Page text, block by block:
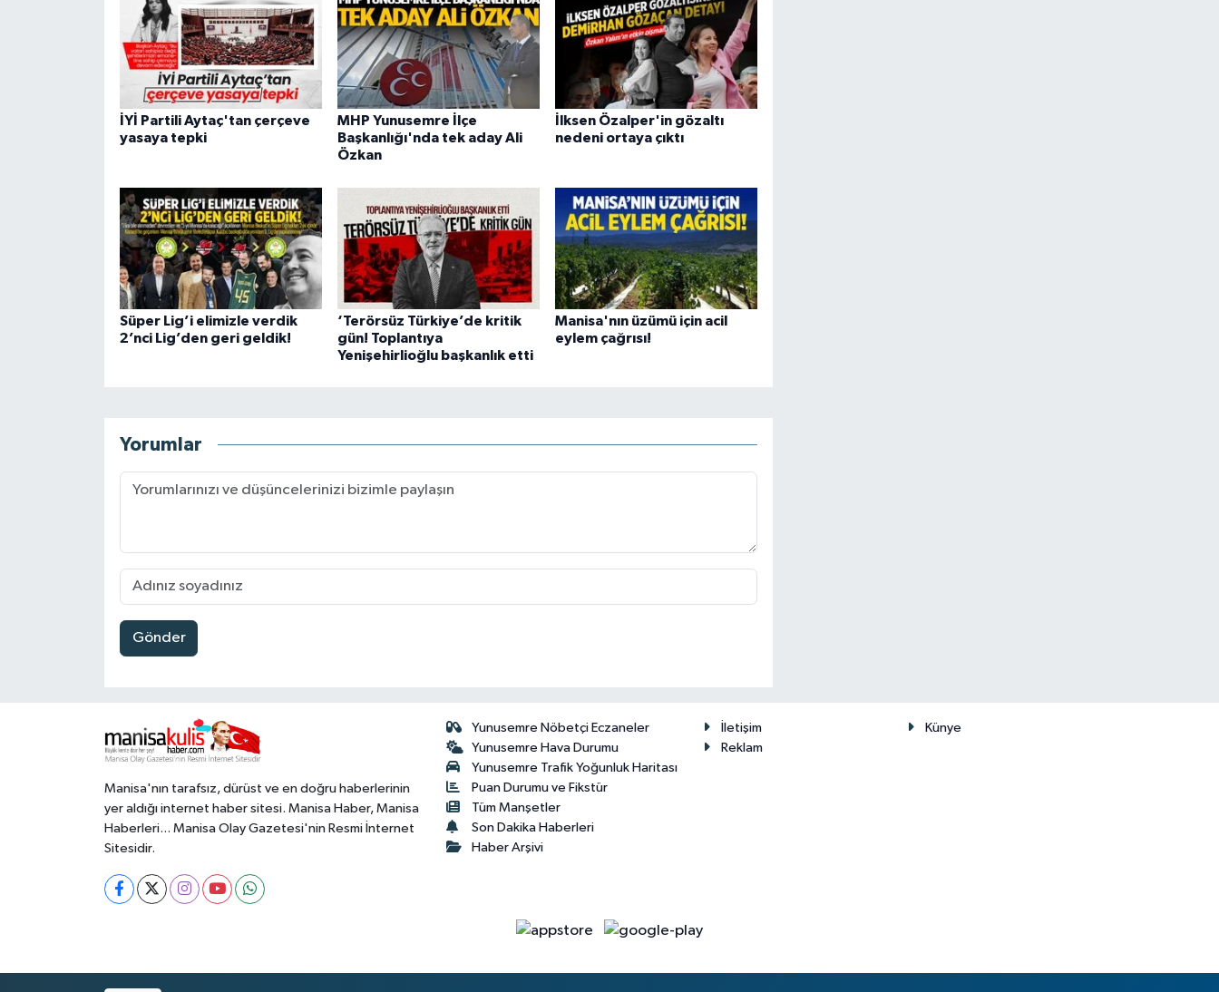
İYİ Partili Aytaç'tan çerçeve
yasaya tepki
MHP Yunusemre İlçe
Başkanlığı'nda tek aday Ali
Özkan
İlksen Özalper'in gözaltı
nedeni ortaya çıktı
Süper Lig’i elimizle verdik
2’nci Lig’den geri geldik!
‘Terörsüz Türkiye’de kritik
gün! Toplantıya
Yenişehirlioğlu başkanlık etti
Manisa'nın üzümü için acil
eylem çağrısı!
Yorumlar
Gönder
Manisa'nın tarafsız, dürüst ve en doğru haberlerinin
yer aldığı internet haber sitesi. Manisa Haber, Manisa
Haberleri... Manisa Olay Gazetesi'nin Resmi İnternet
Sitesidir.
Yunusemre Nöbetçi Eczaneler
Yunusemre Hava Durumu
Yunusemre Trafik Yoğunluk Haritası
Puan Durumu ve Fikstür
Tüm Manşetler
Son Dakika Haberleri
Haber Arşivi
İletişim
Künye
Reklam